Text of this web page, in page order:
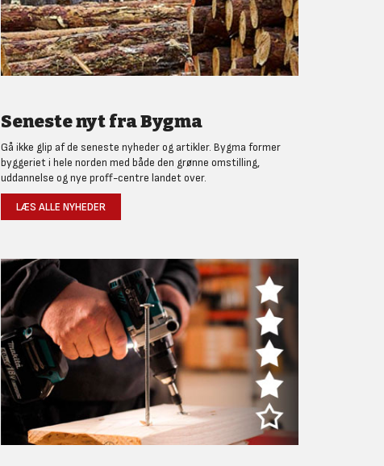
Seneste nyt fra Bygma
Gå ikke glip af de seneste nyheder og artikler. Bygma former
byggeriet i hele norden med både den grønne omstilling,
uddannelse og nye proff-centre landet over.
LÆS ALLE NYHEDER